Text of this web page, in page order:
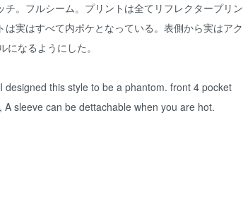
。フルシーム。プリントは全てリフレクタープリン
実はすべて内ポケとなっている。表側から実はアク
なるようにした。
this style to be a phantom. front 4 pocket
sleeve can be dettachable when you are hot.